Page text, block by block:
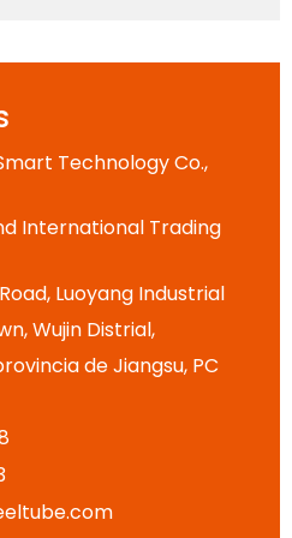
Technology Co.,
International Trading
Luoyang Industrial
Wujin Distrial,
de Jiangsu, PC